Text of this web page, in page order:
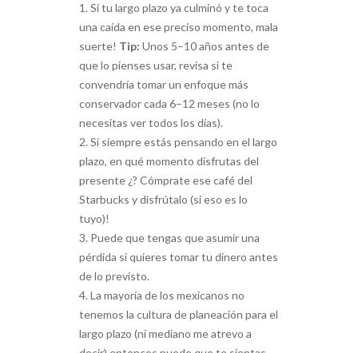
Si tu largo plazo ya culminó y te toca
una caída en ese preciso momento, mala
suerte! Tip: Unos 5–10 años antes de
que lo pienses usar, revisa si te
convendría tomar un enfoque más
conservador cada 6–12 meses (no lo
necesitas ver todos los días).
Si siempre estás pensando en el largo
plazo, en qué momento disfrutas del
presente ¿? Cómprate ese café del
Starbucks y disfrútalo (si eso es lo
tuyo)!
Puede que tengas que asumir una
pérdida si quieres tomar tu dinero antes
de lo previsto.
La mayoría de los mexicanos no
tenemos la cultura de planeación para el
largo plazo (ni mediano me atrevo a